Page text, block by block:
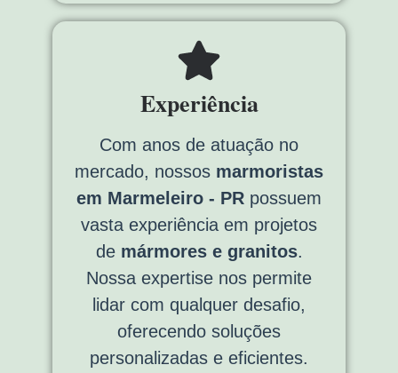
Experiência
Com anos de atuação no
mercado, nossos marmoristas
em Marmeleiro - PR possuem
vasta experiência em projetos
de mármores e granitos.
Nossa expertise nos permite
lidar com qualquer desafio,
oferecendo soluções
personalizadas e eficientes.